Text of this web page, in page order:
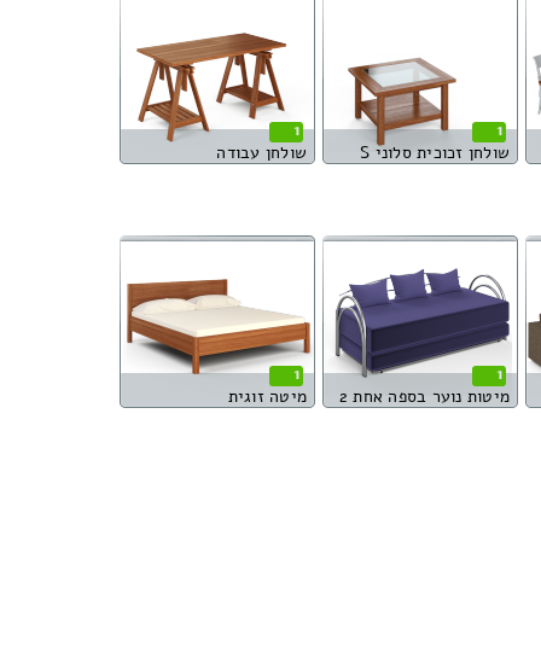
1
שולחן זכוכית סלוני S
1
שולחן עבודה
1
מיטות נוער בספה אחת 2
1
מיטה זוגית